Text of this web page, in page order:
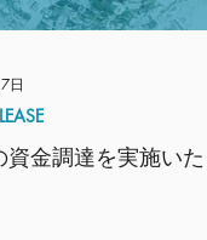
資金調達を実施い
日